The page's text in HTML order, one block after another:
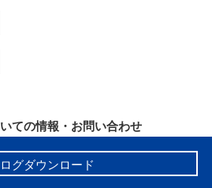
ての情報・お問い合わせ
グダウンロード